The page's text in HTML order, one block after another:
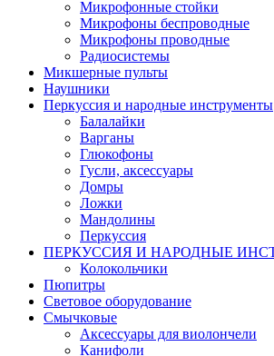
Микрофонные стойки
Микрофоны беспроводные
Микрофоны проводные
Радиосистемы
Микшерные пульты
Наушники
Перкуссия и народные инструменты
Балалайки
Варганы
Глюкофоны
Гусли, аксессуары
Домры
Ложки
Мандолины
Перкуссия
ПЕРКУССИЯ И НАРОДНЫЕ
Колокольчики
Пюпитры
Световое оборудование
Смычковые
Аксессуары для виолончели
Канифоли